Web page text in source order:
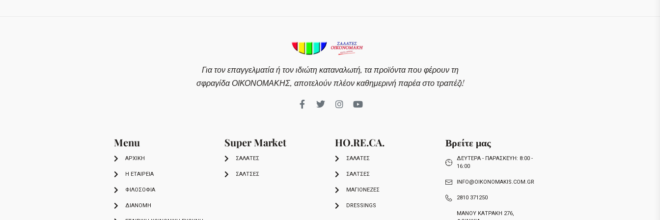
Για τον επαγγελματία ή τον ιδιώτη καταναλωτή, τα προϊόντα που φέρουν τη
σφραγίδα ΟΙΚΟΝΟΜΑΚΗΣ, αποτελούν πλέον καθημερινή παρέα στο τραπέζι!
Menu
ΑΡΧΙΚΗ
Η ΕΤΑΙΡΕΙΑ
ΦΙΛΟΣΟΦΙΑ
ΔΙΑΝΟΜΗ
Super Market
ΣΑΛΑΤΕΣ
ΣΑΛΤΣΕΣ
HO.RE.CA.
ΣΑΛΑΤΕΣ
ΣΑΛΤΣΕΣ
ΜΑΓΙΟΝΕΖΕΣ
DRESSINGS
Βρείτε μας
ΔΕΥΤΕΡΑ - ΠΑΡΑΣΚΕΥΗ: 8:00 -
16:00
INFO@OIKONOMAKIS.COM.GR
2810 371250
ΜΑΝΟΥ ΚΑΤΡΑΚΗ 276,